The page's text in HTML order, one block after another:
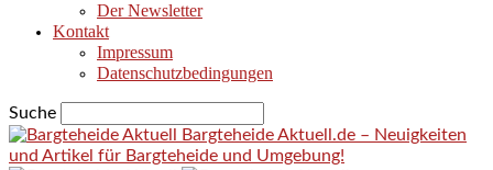
Der Newsletter
Kontakt
Impressum
Datenschutzbedingungen
Suche
Bargteheide Aktuell.de – Neuigkeiten
und Artikel für Bargteheide und Umgebung!